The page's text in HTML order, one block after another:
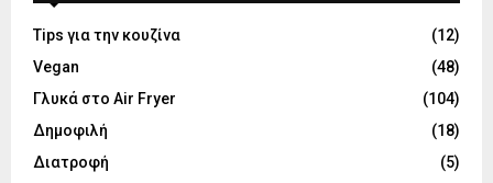
Tips για την κουζίνα
(12)
Vegan
(48)
Γλυκά στο Air Fryer
(104)
Δημοφιλή
(18)
Διατροφή
(5)